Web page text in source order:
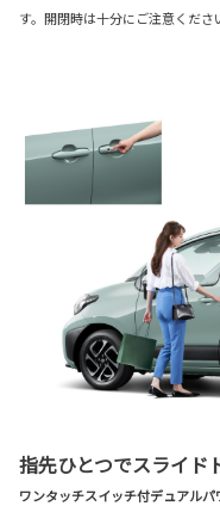
す。開閉時は十分にご注意くださ
指先ひとつでスライド
ワンタッチスイッチ付デュアルパ